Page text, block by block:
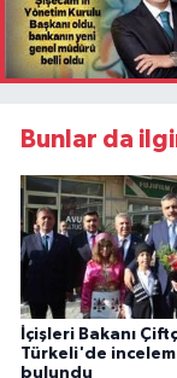
Bunlar da
İçişleri Bakanı
Türkeli'de
bulundu